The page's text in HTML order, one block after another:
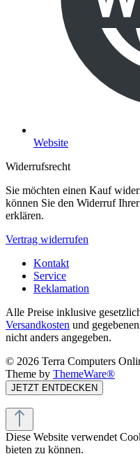
Website
Widerrufsrecht
Sie möchten einen Kauf
können Sie den Widerruf
erklären.
Vertrag widerrufen
Kontakt
Service
Reklamation
Alle Preise inklusive
Versandkosten und
nicht anders angegeben.
© 2026 Terra Computers
Theme by ThemeWare®
JETZT ENTDECKEN
Diese Website verwendet
bieten zu können.